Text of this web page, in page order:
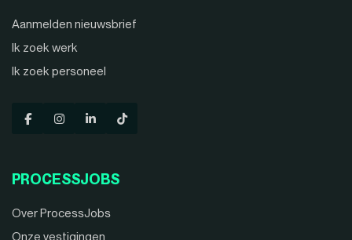
Aanmelden nieuwsbrief
Ik zoek werk
Ik zoek personeel
PROCESSJOBS
Over ProcessJobs
Onze vestigingen